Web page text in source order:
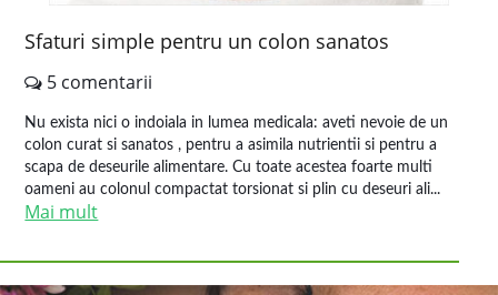
Sfaturi simple pentru un colon sanatos
5 comentarii
Nu exista nici o indoiala in lumea medicala: aveti nevoie de un
colon curat si sanatos , pentru a asimila nutrientii si pentru a
scapa de deseurile alimentare. Cu toate acestea foarte multi
oameni au colonul compactat torsionat si plin cu deseuri ali...
Mai mult